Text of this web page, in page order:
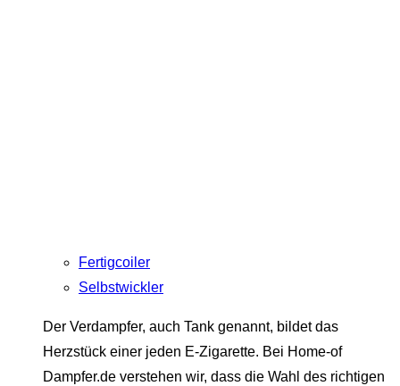
Fertigcoiler
Selbstwickler
Der Verdampfer, auch Tank genannt, bildet das
Herzstück einer jeden E-Zigarette. Bei Home-of
Dampfer.de verstehen wir, dass die Wahl des richtigen